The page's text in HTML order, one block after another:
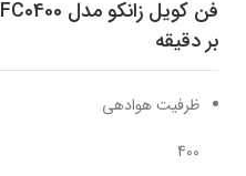
بر دقیقه
ظرفیت هوادهی
400